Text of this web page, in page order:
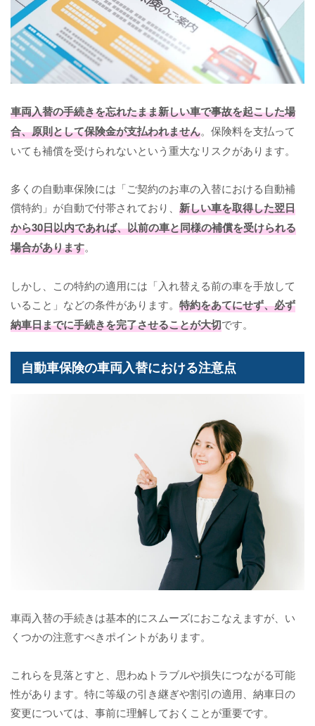
車両入替の手続きを忘れたまま新しい車で事故を起こした場
合、原則として保険金が支払われません。保険料を支払って
いても補償を受けられないという重大なリスクがあります。
多くの自動車保険には「ご契約のお車の入替における自動補
償特約」が自動で付帯されており、 新しい車を取得した翌日
から30日以内であれば、以前の車と同様の補償を受けられる
場合があります。
しかし、この特約の適用には「入れ替える前の車を手放して
いること」などの条件があります。 特約をあてにせず、必ず
納車日までに手続きを完了させることが大切です。
自動車保険の車両入替における注意点
車両入替の手続きは基本的にスムーズにおこなえますが、い
くつかの注意すべきポイントがあります。
これらを見落とすと、思わぬトラブルや損失につながる可能
性があります。特に等級の引き継ぎや割引の適用、納車日の
変更については、事前に理解しておくことが重要です。